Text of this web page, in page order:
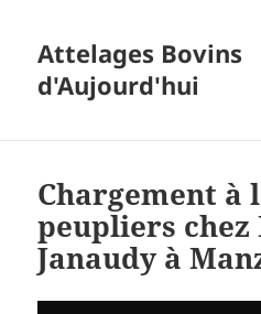
Attelages Bovins
d'Aujourd'hui
Chargement à
peupliers
Janaudy à